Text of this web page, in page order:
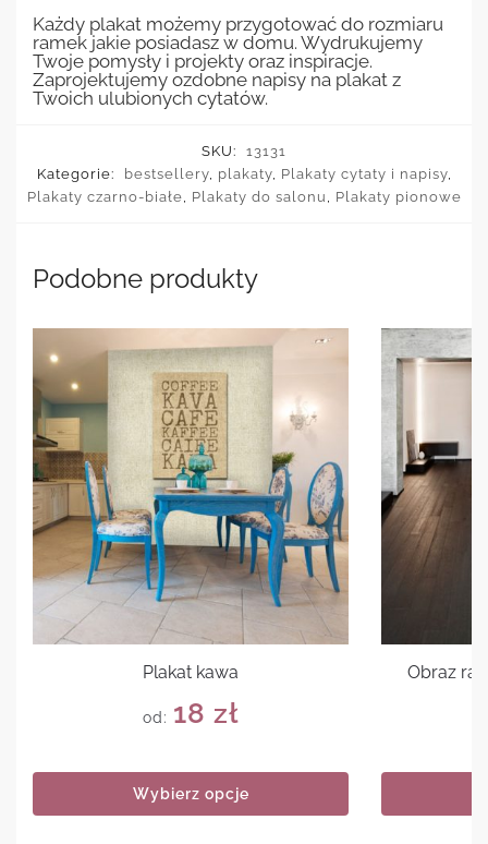
Każdy plakat możemy przygotować do rozmiaru
ramek jakie posiadasz w domu. Wydrukujemy
Twoje pomysły i projekty oraz inspiracje.
Zaprojektujemy ozdobne napisy na plakat z
Twoich ulubionych cytatów.
SKU:
13131
Kategorie:
bestsellery, plakaty, Plakaty cytaty i napisy,
Plakaty czarno-białe, Plakaty do salonu , Plakaty pionowe
Podobne produkty
Plakat kawa
od: 18 zł
Wybierz opcje
Obraz